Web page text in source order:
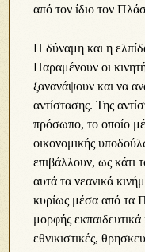
από τον ίδιο τον
Η δύναμη και η
Παραμένουν οι
ξανανάψουν και να
αντίστασης. Της
πρόσωπο, το οποίο
οικονομικής
επιβάλλουν, ως κάτι
αυτά τα νεανικά
κυρίως μέσα από τα
μορφής
εθνικιστικές,